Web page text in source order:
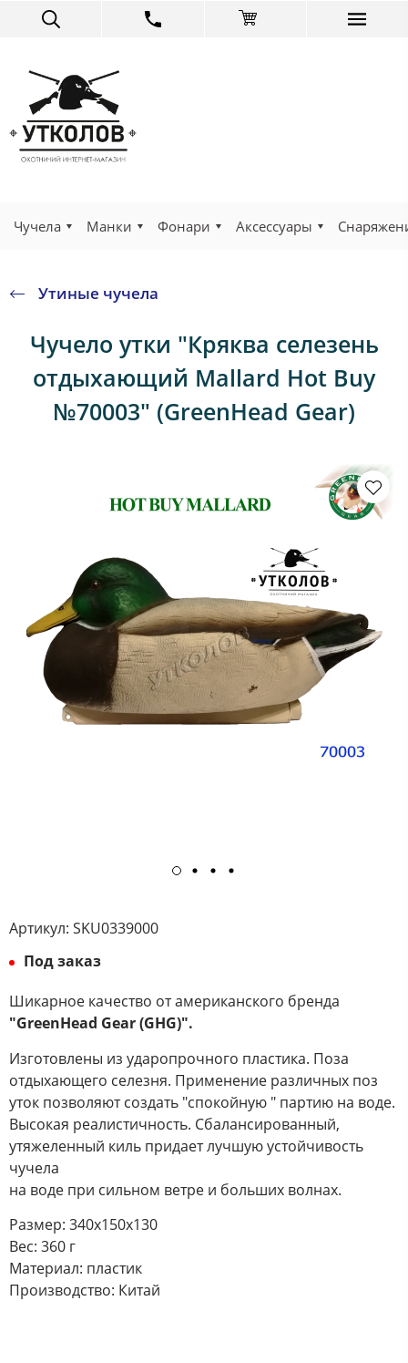
Чучела Манки Фонари Аксессуары
Утиные чучела
Чучело утки "Кряква селезень
отдыхающий Mallard Hot Buy
№70003" (GreenHead Gear)
Артикул: SKU0339000
Под заказ
Шикарное качество от американского бренда
"GreenHead Gear (GHG)".
Изготовлены из ударопрочного пластика. Поза
отдыхающего селезня. Применение различных поз
уток позволяют создать "спокойную " партию на воде.
Высокая реалистичность. Сбалансированный,
утяжеленный киль придает лучшую устойчивость
чучела
на воде при сильном ветре и больших волнах.
Размер: 340х150х130
Вес: 360 г
Материал: пластик
Производство: Китай